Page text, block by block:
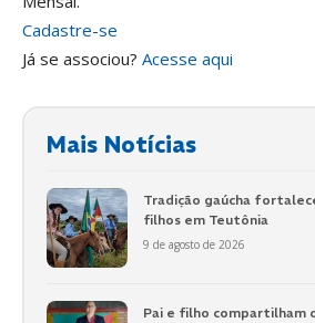
Cadastre-se
Já se associou? Acesse aqui
Mais Notícias
Tradição gaúcha
filhos em Teutônia
9 de agosto de 2026
Pai e filho compartilham